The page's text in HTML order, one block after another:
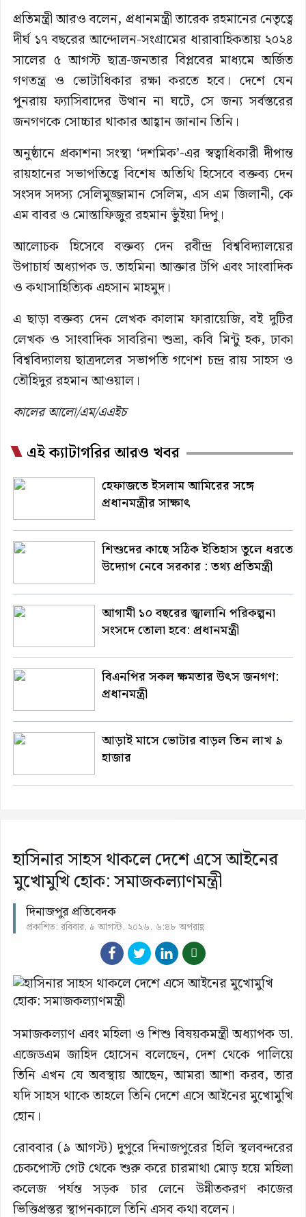
প্রতিমন্ত্রী আরও বলেন, প্রধানমন্ত্রী তারেক রহমানের নেতৃত্বে
দীর্ঘ ১৭ বছরের আন্দোলন-সংগ্রামের ধারাবাহিকতায় ২০২৪
সালের ৫ আগস্ট ছাত্র-জনতার বিপ্লবের মাধ্যমে অর্জিত
গণতন্ত্র ও ভোটাধিকার রক্ষা করতে হবে। দেশে যেন
পুনরায় ফ্যাসিবাদের উত্থান না ঘটে, সে জন্য সর্বস্তরের
জনগণকে সোচ্চার থাকার আহ্বান জানান তিনি।
অনুষ্ঠানে প্রকাশনা সংস্থা ‘দশমিক’-এর স্বত্বাধিকারী দীপান্ত
রায়হানের সভাপতিত্বে বিশেষ অতিথি হিসেবে বক্তব্য দেন
সংসদ সদস্য সেলিমুজ্জামান সেলিম, এস এম জিলানী, কে
এম বাবর ও মোস্তাফিজুর রহমান ভুঁইয়া দিপু।
আলোচক হিসেবে বক্তব্য দেন রবীন্দ্র বিশ্ববিদ্যালয়ের
উপাচার্য অধ্যাপক ড. তাহমিনা আক্তার টপি এবং সাংবাদিক
ও কথাসাহিত্যিক এহসান মাহমুদ।
এ ছাড়া বক্তব্য দেন লেখক কালাম ফারায়েজি, বই দুটির
লেখক ও সাংবাদিক সাবরিনা শুভ্রা, কবি মিন্টু হক, ঢাকা
বিশ্ববিদ্যালয় ছাত্রদলের সভাপতি গণেশ চন্দ্র রায় সাহস ও
তৌহিদুর রহমান আওয়াল।
কালের আলো/এম/এএইচ
এই ক্যাটাগরির আরও খবর
হেফাজতে ইসলাম আমিরের সঙ্গে
প্রধানমন্ত্রীর সাক্ষাৎ
শিশুদের কাছে সঠিক ইতিহাস তুলে ধরতে
উদ্যোগ নেবে সরকার : তথ্য প্রতিমন্ত্রী
আগামী ১০ বছরের জ্বালানি পরিকল্পনা
সংসদে তোলা হবে: প্রধানমন্ত্রী
বিএনপির সকল ক্ষমতার উৎস জনগণ:
প্রধানমন্ত্রী
আড়াই মাসে ভোটার বাড়ল তিন লাখ ৯
হাজার
হাসিনার সাহস থাকলে দেশে এসে আইনের
মুখোমুখি হোক: সমাজকল্যাণমন্ত্রী
দিনাজপুর প্রতিবেদক
প্রকাশিত: রবিবার, ৯ আগস্ট, ২০২৬, ৬:৪৮ অপরাহ্ণ
সমাজকল্যাণ এবং মহিলা ও শিশু বিষয়কমন্ত্রী অধ্যাপক ডা.
এজেডএম জাহিদ হোসেন বলেছেন, দেশ থেকে পালিয়ে
তিনি এখন যে অবস্থায় আছেন, আমরা আশা করব, তার
যদি সাহস থাকে তাহলে তিনি দেশে এসে আইনের মুখোমুখি
হোন।
রোববার (৯ আগস্ট) দুপুরে দিনাজপুরের হিলি স্থলবন্দরের
চেকপোস্ট গেট থেকে শুরু করে চারমাথা মোড় হয়ে মহিলা
কলেজ পর্যন্ত সড়ক চার লেনে উন্নীতকরণ কাজের
ভিত্তিপ্রস্তর স্থাপনকালে তিনি এসব কথা বলেন।